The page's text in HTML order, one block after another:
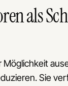
als
Sie